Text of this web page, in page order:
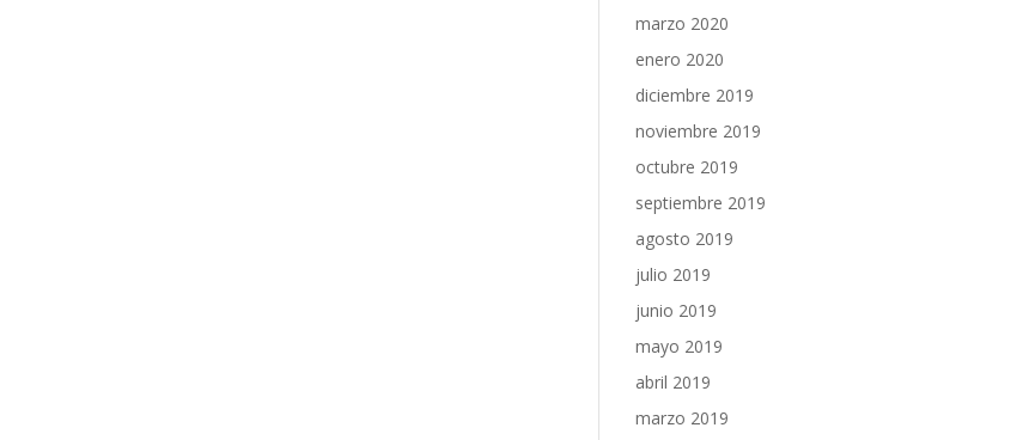
marzo 2020
enero 2020
diciembre 2019
noviembre 2019
octubre 2019
septiembre 2019
agosto 2019
julio 2019
junio 2019
mayo 2019
abril 2019
marzo 2019